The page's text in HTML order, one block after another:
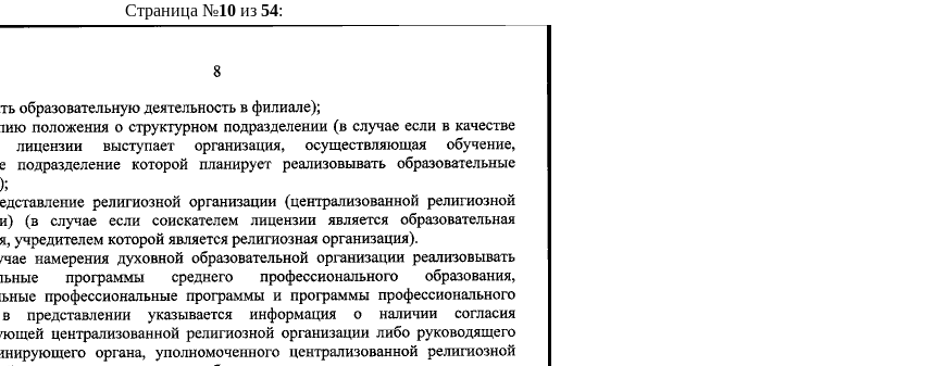
Страница №10из 54: